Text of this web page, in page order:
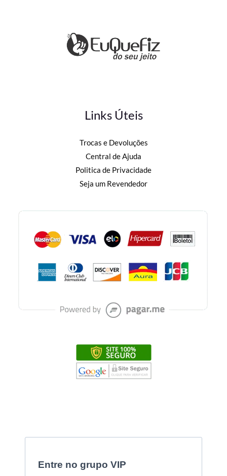
Links Úteis
Trocas e Devoluções
Central de Ajuda
Politica de Privacidade
Seja um Revendedor
Entre no grupo VIP